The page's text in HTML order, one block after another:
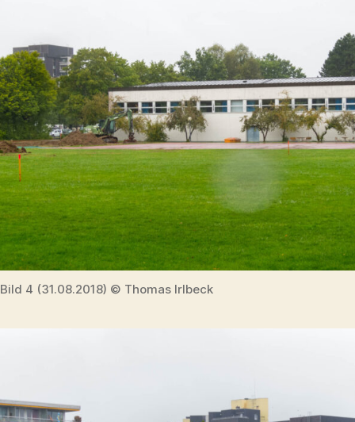
Bild 4 (31.08.2018) © Thomas Irlbeck